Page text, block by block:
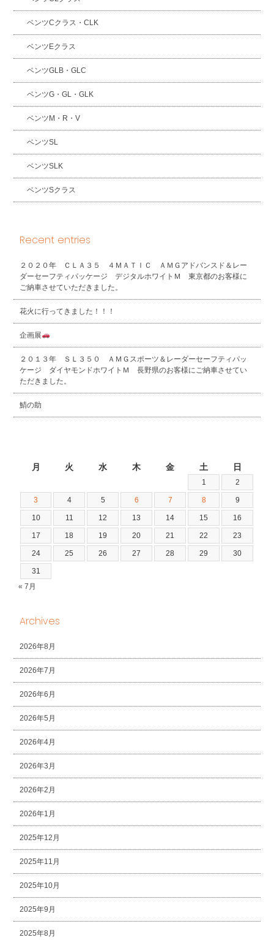
ベンツCクラス・CLK
ベンツEクラス
ベンツGLB・GLC
ベンツG・GL・GLK
ベンツM・R・V
ベンツSL
ベンツSLK
ベンツSクラス
Recent entries
２０２０年 ＣＬＡ３５ ４ＭＡＴＩＣ ＡＭＧアドバンスド＆レー
ダーセーフティパッケージ デジタルホワイトＭ 東京都のお客様に
ご納車させていただきました。
花火に行ってきました！！！
企画展
２０１３年 ＳＬ３５０ ＡＭＧスポーツ＆レーダーセーフティパッ
ケージ ダイヤモンドホワイトＭ 長野県のお客様にご納車させてい
ただきました。
鯖の助
月 火 水 木 金 土 日
1 2
3 4 5 6 7 8 9
10 11 12 13 14 15 16
17 18 19 20 21 22 23
24 25 26 27 28 29 30
31
« 7月
Archives
2026年8月
2026年7月
2026年6月
2026年5月
2026年4月
2026年3月
2026年2月
2026年1月
2025年12月
2025年11月
2025年10月
2025年9月
2025年8月